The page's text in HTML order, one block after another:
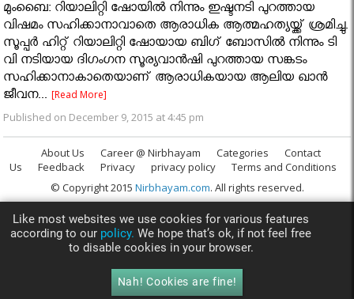
മുംബൈ: റിയാലിറ്റി ഷോയില്‍ നിന്നും ഇഷ്ടനടി പുറത്തായ
വിഷമം സഹിക്കാനാവാതെ ആരാധിക ആത്മഹത്യയ്ക്ക് ശ്രമിച്ചു.
സൂപ്പര്‍ ഹിറ്റ് റിയാലിറ്റി ഷോയായ ബിഗ് ബോസില്‍ നിന്നും ടി
വി നടിയായ ദിഗംഗന സൂര്യവാന്‍ഷി പുറത്തായ സങ്കടം
സഹിക്കാനാകാതെയാണ് ആരാധികയായ ആലിയ ഖാന്‍
ജീവന...[Read More]
Published on December 9, 2015 at 4:45 pm
About Us Career @ Nirbhayam Categories
Contact
Us
Feedback Privacy privacy policy
Terms and Conditions
© Copyright 2015 Nirbhayam.com. All rights reserved.
Like most websites we use cookies for various features
according to our policy. We hope that’s ok, if not feel free
to disable cookies in your browser.
Nah! Cookies are fine!